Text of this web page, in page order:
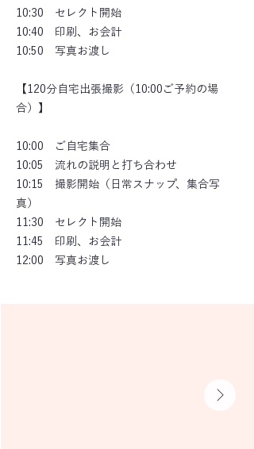
10:30 セレクト開始
10:40 印刷、お会計
10:50 写真お渡し
【120分自宅出張撮影（10:00ご予約の場
合）】
10:00 ご自宅集合
10:05 流れの説明と打ち合わせ
10:15 撮影開始（日常スナップ、集合写
真）
11:30 セレクト開始
11:45 印刷、お会計
12:00 写真お渡し